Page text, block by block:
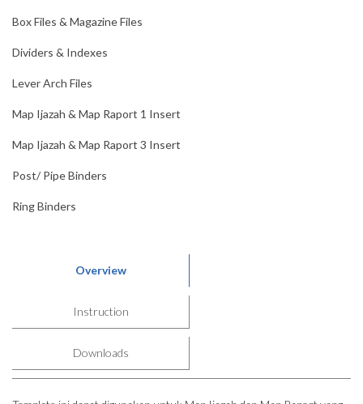
Box Files & Magazine Files
Dividers & Indexes
Lever Arch Files
Map Ijazah & Map Raport 1 Insert
Map Ijazah & Map Raport 3 Insert
Post/ Pipe Binders
Ring Binders
Overview
Instruction
Downloads